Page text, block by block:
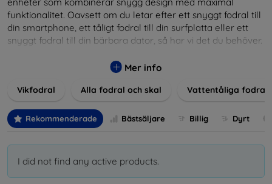
funktionalitet. Oavsett om du letar efter ett snyggt fodral till
din smartphone, ett tåligt fodral till din surfplatta eller ett
snyggt fodral till din bärbara dator, så har vi det du behöver.
stötar, samtidigt som de tar hänsyn till användarnas
att hitta rätt tillbehör till din enhet. Våra fodral och skal är
inte bara praktiska utan också moderiktiga, vilket gör dem
dig.
Mer info
Vikfodral Alla fodral och skal Vattentåliga fodral
Rekommenderade Bästsäljare Billig Dyrt
I did not find any active products.